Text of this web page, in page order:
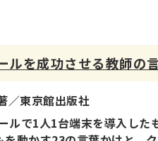
ルを成功させる教師の
東京館出版社
ルで1人1台端末を導入し